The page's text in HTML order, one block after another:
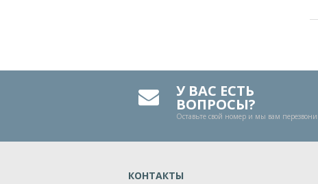
У ВАС ЕСТЬ
ВОПРОСЫ?
Оставьте свой номер и мы вам
КОНТАКТЫ